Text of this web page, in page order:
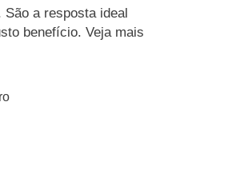
a resposta ideal
benefício. Veja mais